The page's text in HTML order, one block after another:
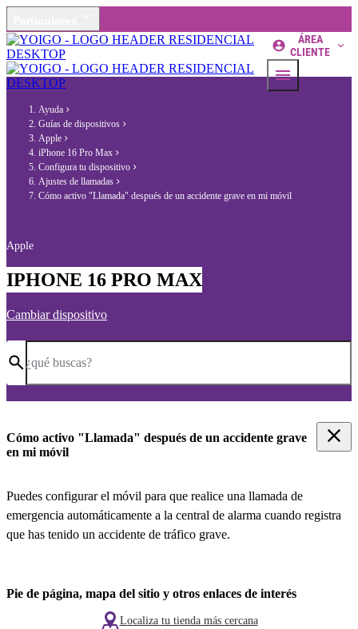
ÁREA
CLIENTE
Ayuda
Guías de dispositivos
Apple
iPhone 16 Pro Max
Configura tu dispositivo
Ajustes de llamadas
Cómo activo "Llamada" después de un accidente grave en mi móvil
Apple
IPHONE 16 PRO MAX
Cambiar dispositivo
¿qué buscas?
Cómo activo "Llamada" después de un accidente grave
en mi móvil
Puedes configurar el móvil para que realice una llamada de
emergencia automáticamente a la central de alarma cuando registra
que has tenido un accidente de tráfico grave.
Pie de página, mapa del sitio y otros enlaces de interés
Localiza tu tienda más cercana